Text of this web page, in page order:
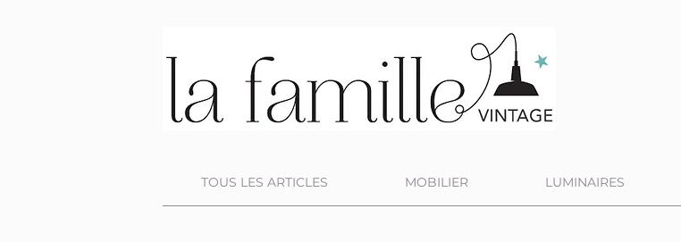
TOUS LES ARTICLES MOBILIER LUMINAIRES